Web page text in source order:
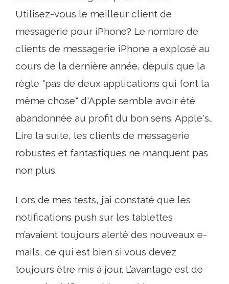
Utilisez-vous le meilleur client de
messagerie pour iPhone? Le nombre de
clients de messagerie iPhone a explosé au
cours de la dernière année, depuis que la
règle "pas de deux applications qui font la
même chose" d'Apple semble avoir été
abandonnée au profit du bon sens. Apple's…
Lire la suite, les clients de messagerie
robustes et fantastiques ne manquent pas
non plus.
Lors de mes tests, j’ai constaté que les
notifications push sur les tablettes
m’avaient toujours alerté des nouveaux e-
mails, ce qui est bien si vous devez
toujours être mis à jour. L’avantage est de